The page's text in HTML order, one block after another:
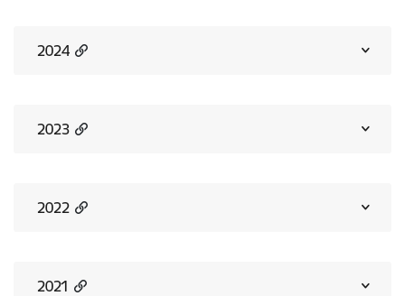
2024
2023
2022
2021